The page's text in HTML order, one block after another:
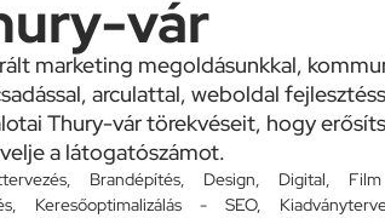
vár
marketing megoldásunkkal,
arculattal, weboldal
Thury-vár törekvéseit, hogy
a látogatószámot.
, Brandépítés, Design, Digital,
, Keresőoptimalizálás - SEO,